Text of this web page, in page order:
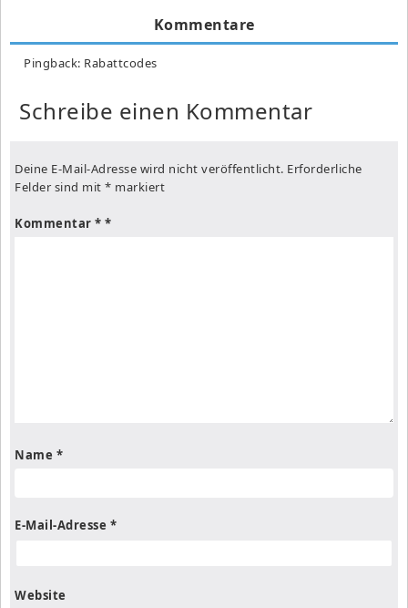
Kommentare
Pingback: Rabattcodes
Schreibe einen Kommentar
Deine E-Mail-Adresse wird nicht veröffentlicht. Erforderliche
Felder sind mit * markiert
Kommentar *
Name *
E-Mail-Adresse *
Website